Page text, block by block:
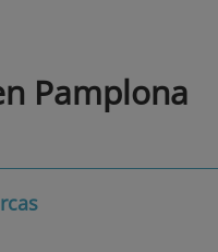
Pamplona